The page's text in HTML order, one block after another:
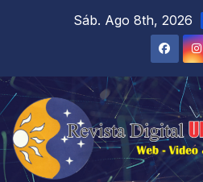
Sáb. Ago 8th, 2026